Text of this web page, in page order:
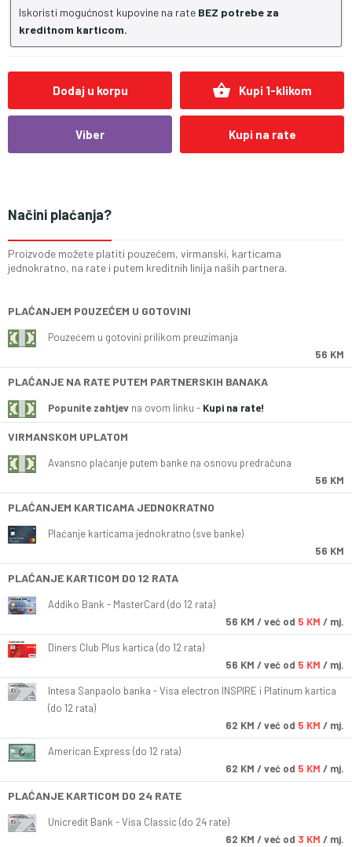
Iskoristi mogućnost kupovine na rate BEZ potrebe za
kreditnom karticom.
Dodaj u korpu shopping_basket Kupi 1-klikom
Viber Kupi na rate
Načini plaćanja?
Proizvode možete platiti pouzećem, virmanski, karticama
jednokratno, na rate i putem kreditnih linija naših partnera.
PLAĆANJEM POUZEĆEM U GOTOVINI
Pouzećem u gotovini prilikom preuzimanja
56 KM
PLAĆANJE NA RATE PUTEM PARTNERSKIH BANAKA
Popunite zahtjev na ovom linku - Kupi na rate!
VIRMANSKOM UPLATOM
Avansno plaćanje putem banke na osnovu predračuna
56 KM
PLAĆANJEM KARTICAMA JEDNOKRATNO
Plaćanje karticama jednokratno (sve banke)
56 KM
PLAĆANJE KARTICOM DO 12 RATA
Addiko Bank - MasterCard (do 12 rata)
56 KM / već od 5 KM / mj.
Diners Club Plus kartica (do 12 rata)
56 KM / već od 5 KM / mj.
Intesa Sanpaolo banka - Visa electron INSPIRE i Platinum kartica
(do 12 rata)
62 KM / već od 5 KM / mj.
American Express (do 12 rata)
62 KM / već od 5 KM / mj.
PLAĆANJE KARTICOM DO 24 RATE
Unicredit Bank - Visa Classic (do 24 rate)
62 KM / već od 3 KM / mj.